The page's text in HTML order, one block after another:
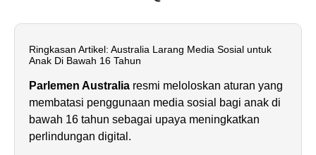
Ringkasan Artikel: Australia Larang Media Sosial untuk
Anak Di Bawah 16 Tahun
Parlemen Australia resmi meloloskan aturan yang
membatasi penggunaan media sosial bagi anak di
bawah 16 tahun sebagai upaya meningkatkan
perlindungan digital.